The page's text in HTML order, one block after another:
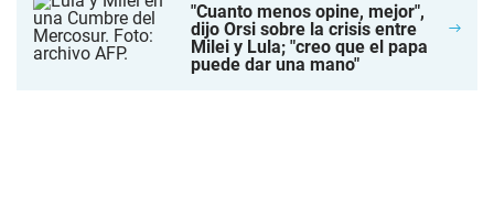
"Cuanto menos opine, mejor",
dijo Orsi sobre la crisis entre
Milei y Lula; "creo que el papa
puede dar una mano"